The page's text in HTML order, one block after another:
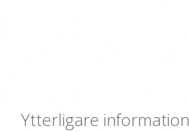
Ytterligare information